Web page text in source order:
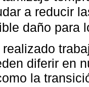
a reducir
daño para
diferir en
la